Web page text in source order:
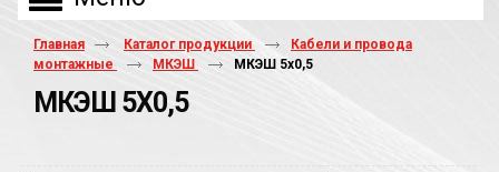
Главная Каталог продукции
Кабели и провода
монтажные
МКЭШ МКЭШ 5х0,5
МКЭШ 5Х0,5